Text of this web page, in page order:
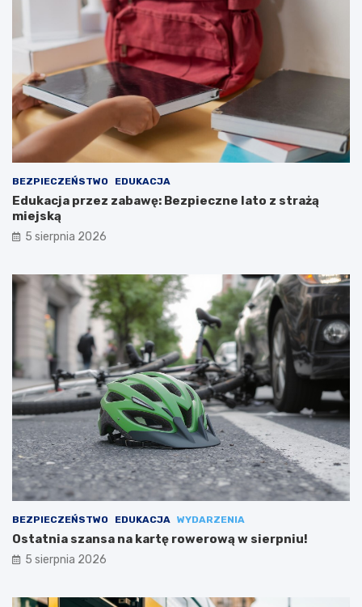
BEZPIECZEŃSTWO EDUKACJA
Edukacja przez zabawę: Bezpieczne lato z strażą
miejską
5 sierpnia 2026
BEZPIECZEŃSTWO EDUKACJA WYDARZENIA
Ostatnia szansa na kartę rowerową w sierpniu!
5 sierpnia 2026